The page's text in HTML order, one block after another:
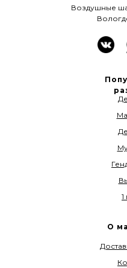
Воздушные
О
1